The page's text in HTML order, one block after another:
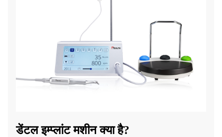
डेंटल इम्प्लांट मशीन क्या है?